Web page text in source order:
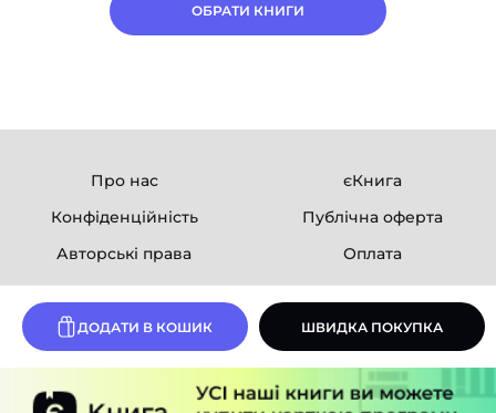
ДОДАТИ В КОШИК ШВИДКА ПОКУПКА
ОБРАТИ КНИГИ
Про нас
єКнига
Конфіденційність
Публічна оферта
Авторські права
Оплата
Розробка сайту